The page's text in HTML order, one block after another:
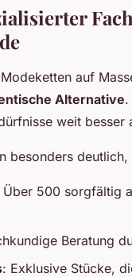
auf
Alternative.
weit besser
besonders
Über 500 sorgfältig
Beratung
: Exklusive Stücke,